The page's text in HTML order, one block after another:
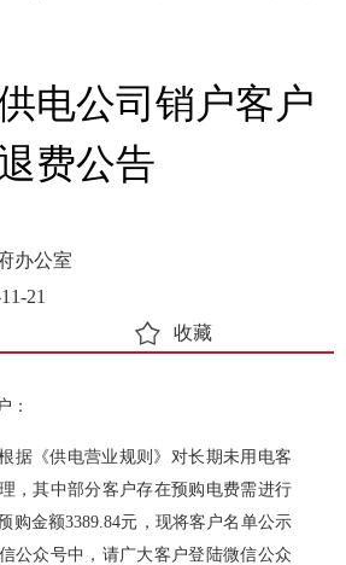
电公司销户客户
费公告
办公室
21
收藏
：
据《供电营业规则》对长期未用电客
，其中部分客户存在预购电费需进行
购金额3389.84元，现将客户名单公示
公众号中，请广大客户登陆微信公众